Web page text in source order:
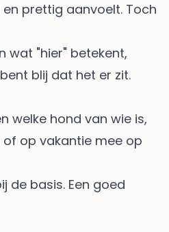
prettig aanvoelt. Toch
wat "hier" betekent,
blij dat het er zit.
welke hond van wie is,
op vakantie mee op
de basis. Een goed